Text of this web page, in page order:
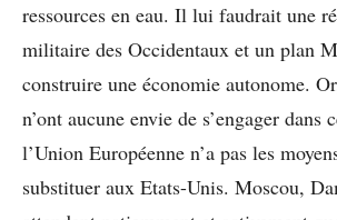
ressources en eau. Il lui faudrait une
militaire des Occidentaux et un plan
construire une économie autonome.
n’ont aucune envie de s’engager dans
l’Union Européenne n’a pas les
substituer aux Etats-Unis. Moscou,